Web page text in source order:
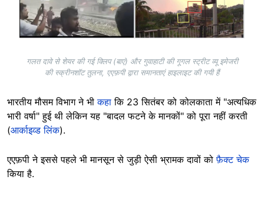
गलत दावे से शेयर की गई क्लिप (बाएं) और गुवाहाटी की गूगल स्ट्रीट व्यू इमेजरी
की स्क्रीनशॉट तुलना, एएफ़पी द्वारा समानताएं हाइलाइट की गयी हैं
भारतीय मौसम विभाग ने भीकहाकि 23 सितंबर को कोलकाता में "अत्यधिक
भारी वर्षा" हुई थी लेकिन यह "बादल फटने के मानकों" को पूरा नहीं करती
(आर्काइव्ड लिंक).
एएफ़पी ने इससे पहले भी मानसून से जुड़ी ऐसी भ्रामक दावों कोफ़ैक्ट चेक
किया है.